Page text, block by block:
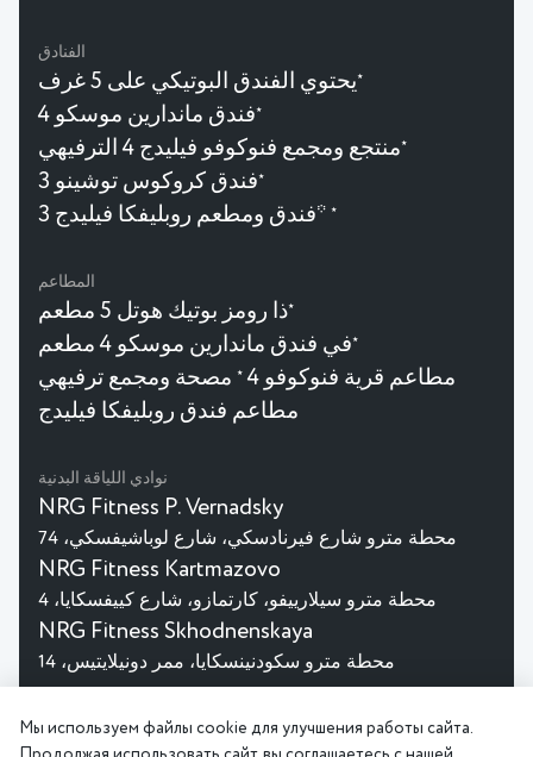
الفنادق
يحتوي الفندق البوتيكي على 5 غرف★
فندق ماندارين موسكو 4★
منتجع ومجمع فنوكوفو فيليدج 4 الترفيهي★
فندق كروكوس توشينو 3★
فندق ومطعم روبليفكا فيليدج 3* ★
المطاعم
ذا رومز بوتيك هوتل 5 مطعم★
في فندق ماندارين موسكو 4 مطعم★
مطاعم قرية فنوكوفو 4 ★
مصحة ومجمع ترفيهي
مطاعم فندق روبليفكا فيليدج
نوادي اللياقة البدنية
NRG Fitness P. Vernadsky
محطة مترو شارع فيرنادسكي، شارع لوباشيفسكي، 74
NRG Fitness Kartmazovo
محطة مترو سيلارييفو، كارتمازو، شارع كييفسكايا، 4
NRG Fitness Skhodnenskaya
محطة مترو سكودنينسكايا، ممر دونيلايتيس، 14
© 2026 MGHotels
اتفاقية المستخدم
Мы используем файлы cookie для улучшения работы сайта.